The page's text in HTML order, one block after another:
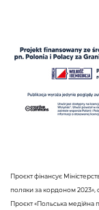
Проєкт фінансує
поляки за кордоном 2023»,
Проєкт «Польська медійна